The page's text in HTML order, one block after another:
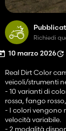
Richiedi
10 marzo 2026
Real Dirt Color
veicoli/strumenti
- 10 varianti di
rossa, fango
- I colori vengono
velocità variabile.
- 2 modalità